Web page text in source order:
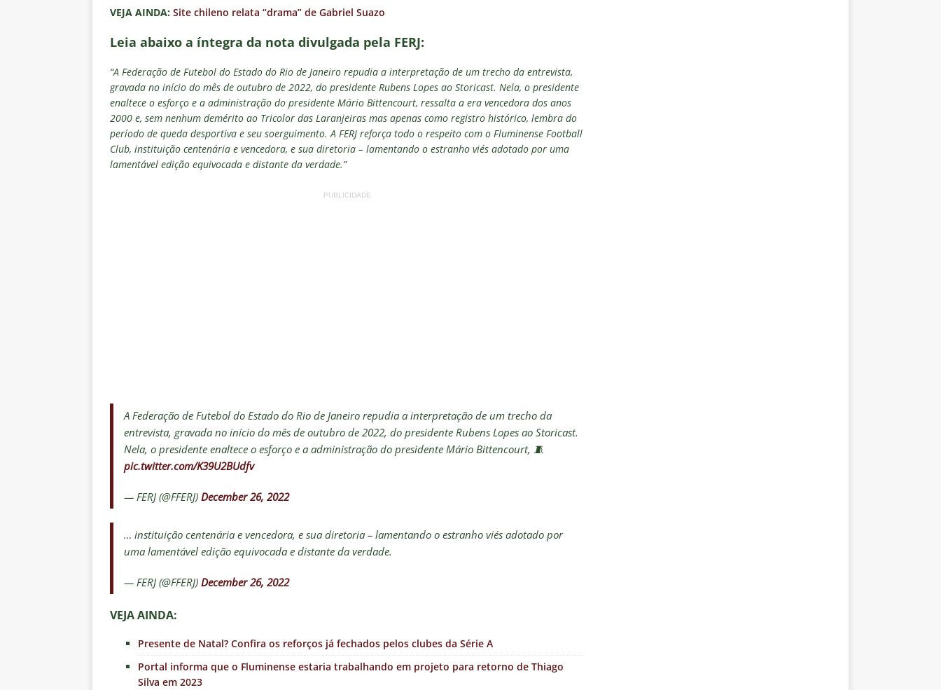
VEJA AINDA: Site chileno relata “drama” de Gabriel Suazo
Leia abaixo a íntegra da nota divulgada pela FERJ:
“A Federação de Futebol do Estado do Rio de Janeiro repudia a interpretação de um trecho da entrevista,
gravada no início do mês de outubro de 2022, do presidente Rubens Lopes ao Storicast. Nela, o presidente
enaltece o esforço e a administração do presidente Mário Bittencourt, ressalta a era vencedora dos anos
2000 e, sem nenhum demérito ao Tricolor das Laranjeiras mas apenas como registro histórico, lembra do
período de queda desportiva e seu soerguimento. A FERJ reforça todo o respeito com o Fluminense Football
Club, instituição centenária e vencedora, e sua diretoria – lamentando o estranho viés adotado por uma
lamentável edição equivocada e distante da verdade.”
PUBLICIDADE
A Federação de Futebol do Estado do Rio de Janeiro repudia a interpretação de um trecho da
entrevista, gravada no início do mês de outubro de 2022, do presidente Rubens Lopes ao Storicast.
Nela, o presidente enaltece o esforço e a administração do presidente Mário Bittencourt, 🧵
pic.twitter.com/K39U2BUdfv
— FERJ (@FFERJ) December 26, 2022
… instituição centenária e vencedora, e sua diretoria – lamentando o estranho viés adotado por
uma lamentável edição equivocada e distante da verdade.
— FERJ (@FFERJ) December 26, 2022
VEJA AINDA:
Presente de Natal? Confira os reforços já fechados pelos clubes da Série A
Portal informa que o Fluminense estaria trabalhando em projeto para retorno de Thiago
Silva em 2023